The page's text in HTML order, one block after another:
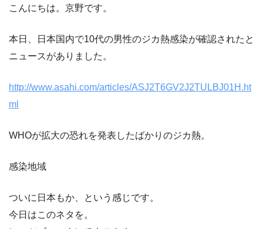
こんにちは。京野です。
本日、日本国内で10代の男性のジカ熱感染が確認されたと
ニュースがありました。
http://www.asahi.com/articles/ASJ2T6GV2J2TULBJ01H.ht
ml
WHOが拡大の恐れを発表したばかりのジカ熱。
感染地域
ついに日本もか、という感じです。
今日はこのネタを。